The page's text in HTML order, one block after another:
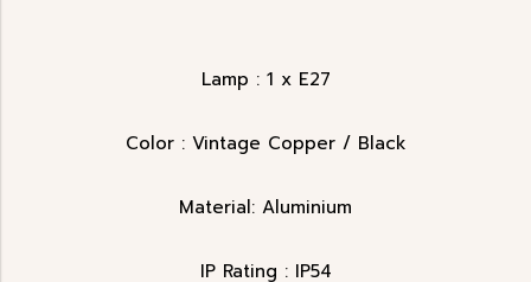
Lamp : 1 x E27
Color : Vintage Copper / Black
Material: Aluminium
IP Rating : IP54